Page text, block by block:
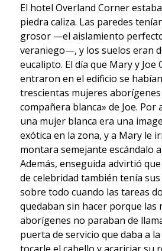
El hotel Overland Corner
piedra caliza. Las paredes
grosor —el aislamiento
veraniego—, y los suelos eran
eucalipto. El día que Mary y Joe
entraron en el edificio se
trescientas mujeres
compañera blanca» de Joe. Por
una mujer blanca era una
exótica en la zona, y a Mary le
montara semejante escándalo
Además, enseguida advirtió
de celebridad también tenía
sobre todo cuando las tareas
quedaban sin hacer porque las
aborígenes no paraban de
puerta de servicio que daba a